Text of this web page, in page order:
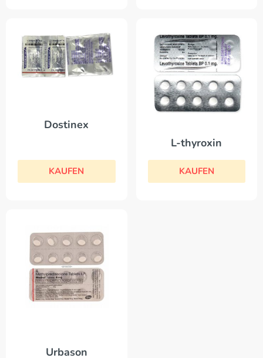
Dostinex
KAUFEN
L-thyroxin
KAUFEN
Urbason